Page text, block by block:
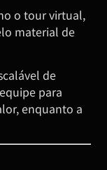
o tour virtual,
material de
de
para
enquanto a